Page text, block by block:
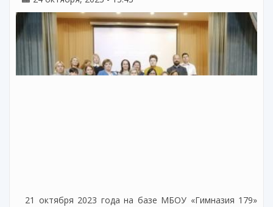
21 октября 2023 года на базе МБОУ «Гимназия 179»